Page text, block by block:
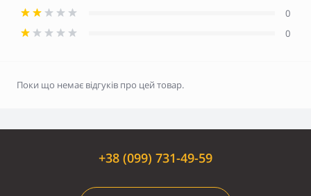
0
0
Поки що немає відгуків про цей товар.
+38 (099) 731-49-59